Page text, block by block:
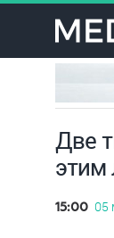
Две
этим
15:00 05